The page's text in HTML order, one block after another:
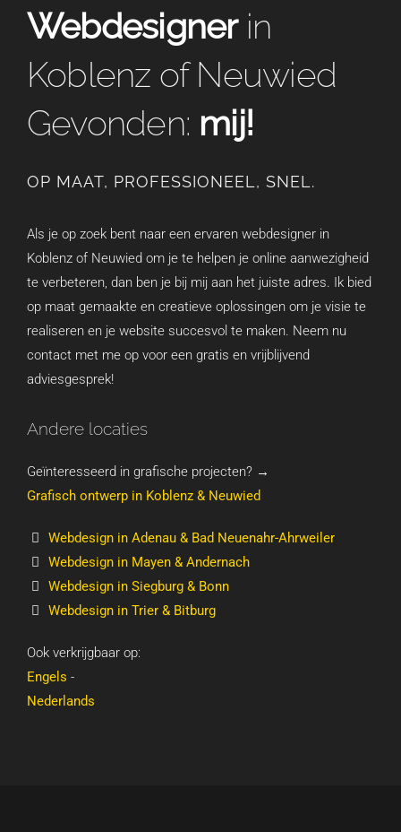
Webdesignerin
Koblenz of Neuwied
Gevonden: mij!
OP MAAT, PROFESSIONEEL, SNEL.
Als je op zoek bent naar een ervaren webdesigner in
Koblenz of Neuwied om je te helpen je online aanwezigheid
te verbeteren, dan ben je bij mij aan het juiste adres. Ik bied
op maat gemaakte en creatieve oplossingen om je visie te
realiseren en je website succesvol te maken. Neem nu
contact met me op voor een gratis en vrijblijvend
adviesgesprek!
Andere locaties
Geïnteresseerd in grafische projecten? →
Grafisch ontwerp in Koblenz & Neuwied
Webdesign in Adenau & Bad Neuenahr-Ahrweiler
Webdesign in Mayen & Andernach
Webdesign in Siegburg & Bonn
Webdesign in Trier & Bitburg
Ook verkrijgbaar op:
Engels -
Nederlands